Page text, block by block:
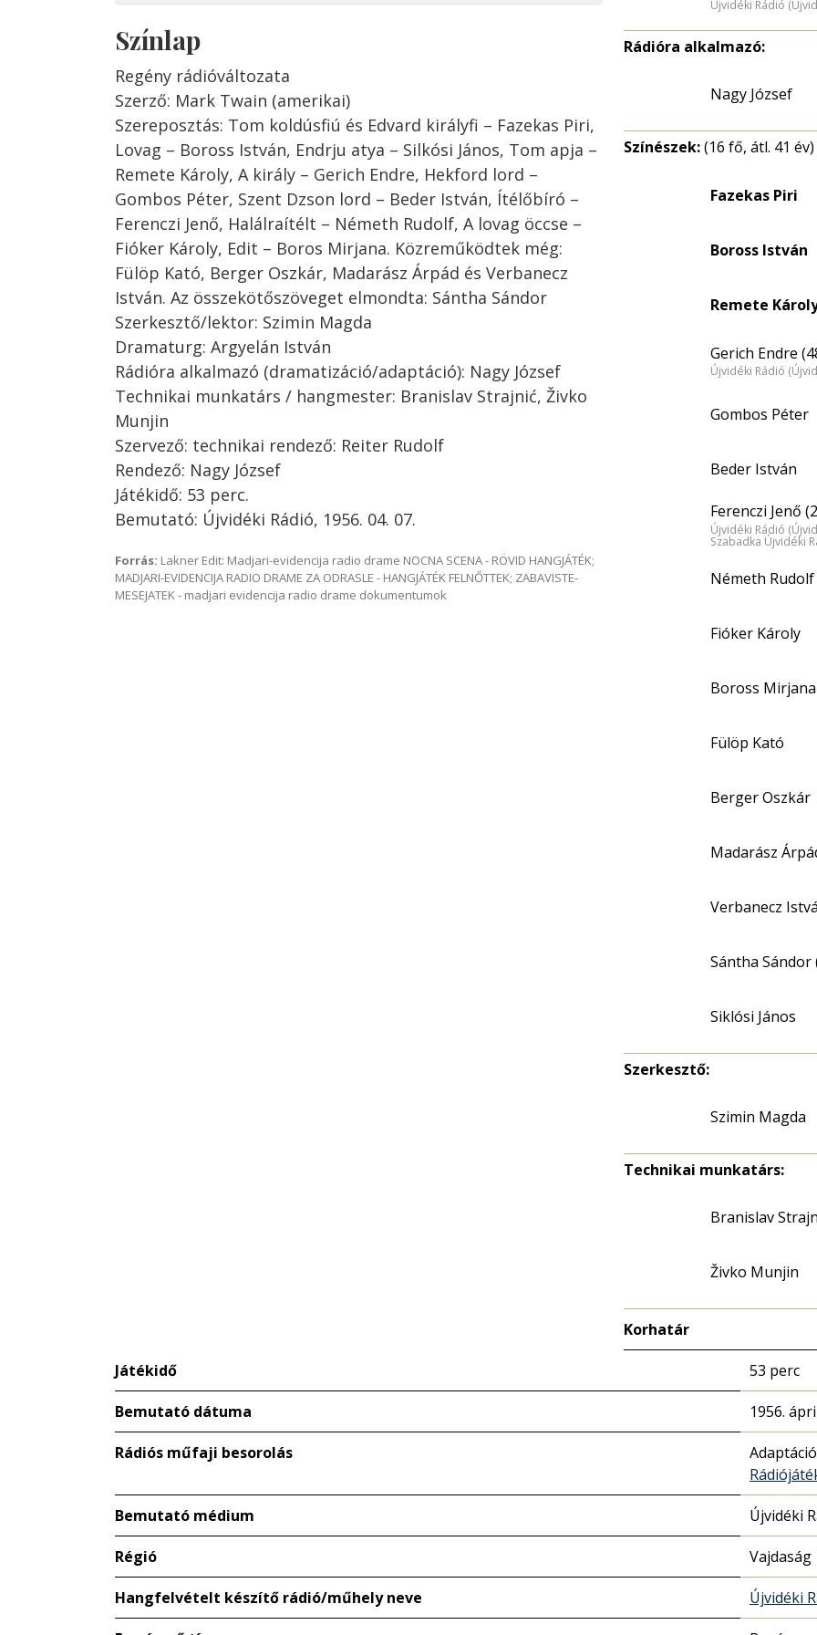
Színlap
Regény rádióváltozata
Szerző: Mark Twain (amerikai)
Szereposztás: Tom koldúsfiú és Edvard királyfi – Fazekas Piri,
Lovag – Boross István, Endrju atya – Silkósi János, Tom apja –
Remete Károly, A király – Gerich Endre, Hekford lord –
Gombos Péter, Szent Dzson lord – Beder István, Ítélőbíró –
Ferenczi Jenő, Halálraítélt – Németh Rudolf, A lovag öccse –
Fióker Károly, Edit – Boros Mirjana. Közreműködtek még:
Fülöp Kató, Berger Oszkár, Madarász Árpád és Verbanecz
István. Az összekötőszöveget elmondta: Sántha Sándor
Szerkesztő/lektor: Szimin Magda
Dramaturg: Argyelán István
Rádióra alkalmazó (dramatizáció/adaptáció): Nagy József
Technikai munkatárs / hangmester: Branislav Strajnić, Živko
Munjin
Szervező: technikai rendező: Reiter Rudolf
Rendező: Nagy József
Játékidő: 53 perc.
Bemutató: Újvidéki Rádió, 1956. 04. 07.
Forrás: Lakner Edit: Madjari-evidencija radio drame NOCNA SCENA - RÖVID HANGJÁTÉK;
MADJARI-EVIDENCIJA RADIO DRAME ZA ODRASLE - HANGJÁTÉK FELNŐTTEK; ZABAVISTE-
MESEJATEK - madjari evidencija radio drame dokumentumok
Újvidéki Rádió
Rádióra alkalmazó:
Nagy József
Színészek:(16 fő, átl. 41 év)
Fazekas Piri
Boross István
Remete
Gerich Endre
Újvidéki Rádió
Gombos Péter
Beder István
Ferenczi Jenő
Újvidéki Rádió
Szabadka Újvidéki
Németh Rudolf
Fióker Károly
Boross Mirjana
Fülöp Kató
Berger Oszkár
Madarász
Verbanecz
Sántha Sándor
Siklósi János
Szerkesztő:
Szimin Magda
Technikai munkatárs:
Branislav
Živko Munjin
Korhatár
Játékidő 53 perc
Bemutató dátuma 1956.
Rádiós műfaji besorolás
Adaptáció
Bemutató médium Újvidéki
Régió Vajdaság
Hangfelvételt készítő rádió/műhely neve Újvidéki